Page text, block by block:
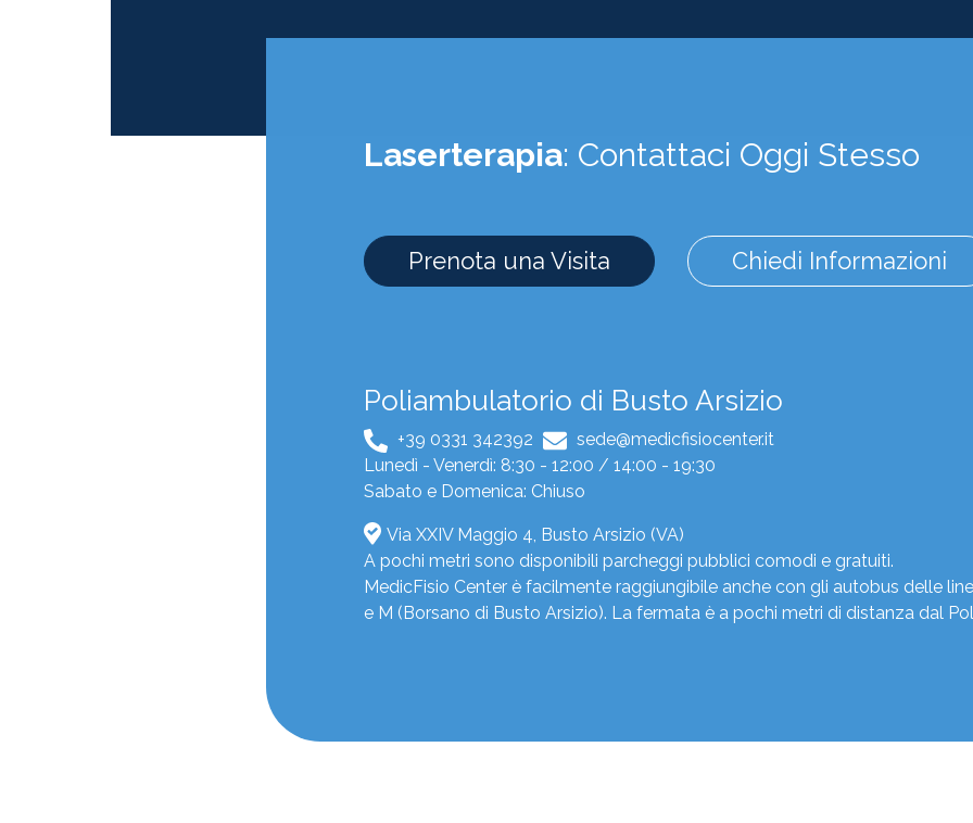
Laserterapia: Contattaci Oggi Stesso
Prenota una Visita Chiedi Informazioni
Poliambulatorio di Busto Arsizio
+39 0331 342392
sede@medicfisiocenter.it
Lunedì - Venerdì: 8:30 - 12:00 / 14:00 - 19:30
Sabato e Domenica: Chiuso
Via XXIV Maggio 4, Busto Arsizio (VA)
A pochi metri sono disponibili parcheggi pubblici comodi e gratuiti.
MedicFisio Center è facilmente raggiungibile anche con gli autobus delle
e M (Borsano di Busto Arsizio). La fermata è a pochi metri di distanza dal